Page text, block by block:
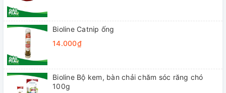
Bioline Catnip ống
14.000₫
Bioline Bộ kem, bàn chải chăm sóc răng chó
100g